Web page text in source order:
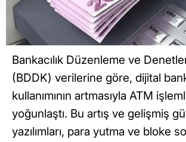
Bankacılık Düzenleme ve
(BDDK) verilerine göre, dijital
kullanımının artmasıyla ATM
yoğunlaştı. Bu artış ve gelişmiş
yazılımları, para yutma ve bloke